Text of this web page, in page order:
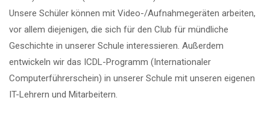
Unsere Schüler können mit Video-/Aufnahmegeräten arbeiten,
vor allem diejenigen, die sich für den Club für mündliche
Geschichte in unserer Schule interessieren. Außerdem
entwickeln wir das ICDL-Programm (Internationaler
Computerführerschein) in unserer Schule mit unseren eigenen
IT-Lehrern und Mitarbeitern.